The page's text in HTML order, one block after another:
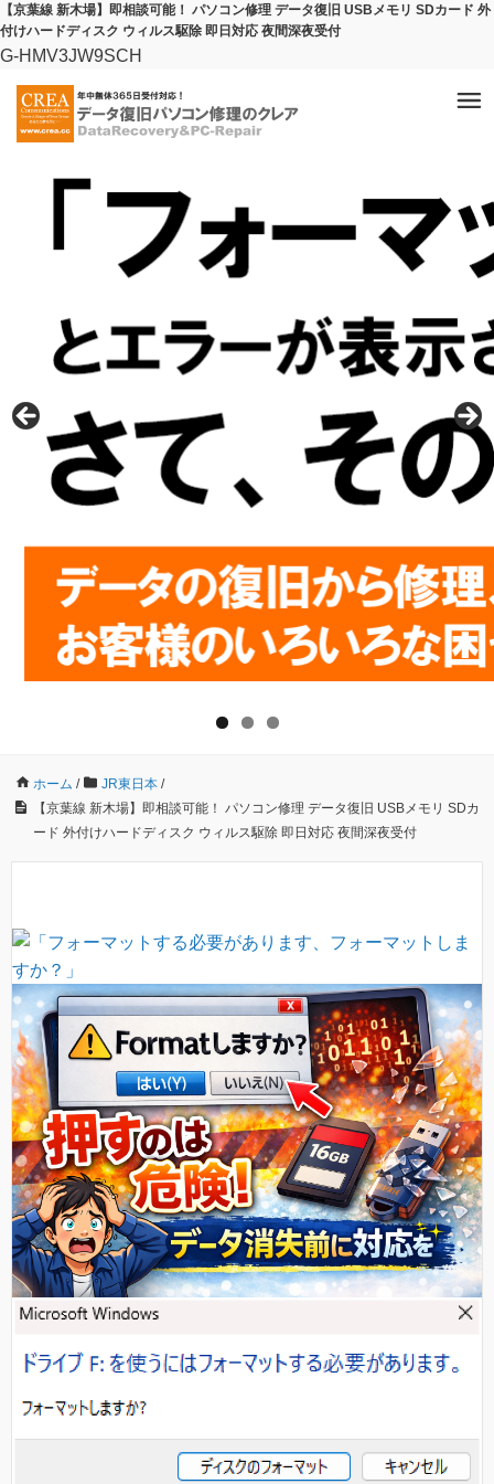
【京葉線 新木場】即相談可能！ パソコン修理 データ復旧 USBメモリ SDカード 外
付けハードディスク ウィルス駆除 即日対応 夜間深夜受付
G-HMV3JW9SCH
ホーム / JR東日本 /
【京葉線 新木場】即相談可能！ パソコン修理 データ復旧 USBメモリ SDカ
ード 外付けハードディスク ウィルス駆除 即日対応 夜間深夜受付